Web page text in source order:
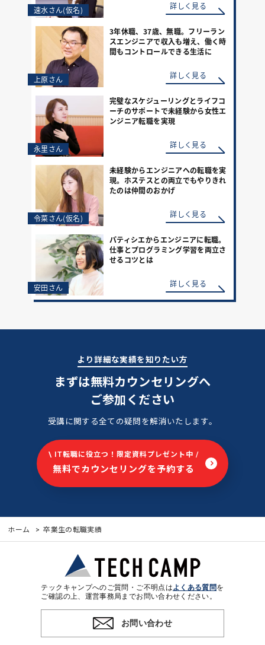
速水さん(仮名) 詳しく見る
上原さん
3年休職、37歳、無職。フリーラン
スエンジニアで収入も増え、働く時
間もコントロールできる生活に
詳しく見る
永里さん
完璧なスケジューリングとライフコ
ーチのサポートで未経験から女性エ
ンジニア転職を実現
詳しく見る
令菜さん(仮名)
未経験からエンジニアへの転職を実
現。ホステスとの両立でもやりきれ
たのは仲間のおかげ
詳しく見る
安田さん
パティシエからエンジニアに転職。
仕事とプログラミング学習を両立さ
せるコツとは
詳しく見る
より詳細な実績を知りたい方
まずは無料カウンセリングへ
ご参加ください
受講に関する全ての疑問を解消いたします。
\ IT転職に役立つ！限定資料プレゼント中 /
無料でカウンセリングを予約する
ホーム 卒業生の転職実績
テックキャンプへのご質問・ご不明点はよくある質問を
ご確認の上、運営事務局までお問い合わせください。
お問い合わせ